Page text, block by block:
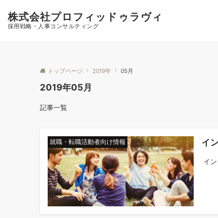
株式会社プロフィッドゥラヴィ
採用戦略・人事コンサルティング
トップページ 2019年 05月
2019年05月
記事一覧
就職・転職活動者向け情報 イ
イ